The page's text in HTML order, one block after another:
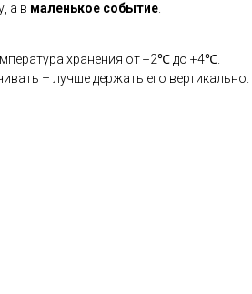
а в маленькое событие.
хранения от +2℃ до +4℃.
– лучше держать его вертикально.